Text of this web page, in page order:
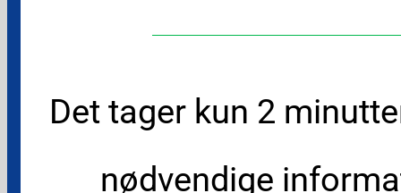
Det tager kun 2
nødvendige